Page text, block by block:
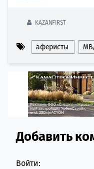
KAZANFIRST
аферисты
Comment
Добавить
Войти: